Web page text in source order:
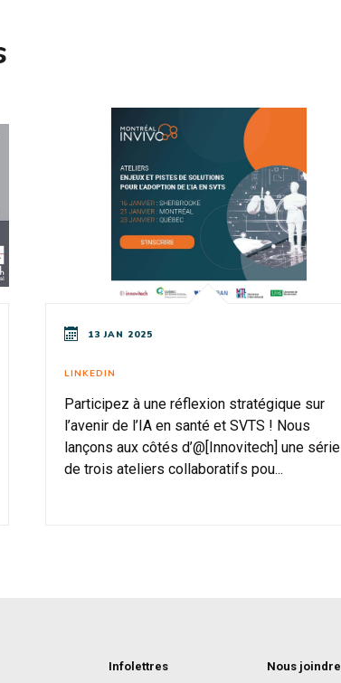
13 JAN 2025
LINKEDIN
Participez à une réflexion stratégique sur
l’avenir de l’IA en santé et SVTS ! Nous
lançons aux côtés d’@[Innovitech] une série
de trois ateliers collaboratifs pou...
Infolettres Nous joindre